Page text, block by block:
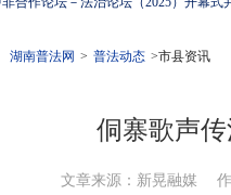
湖南普法网 > 普法动态 >市县资讯
侗寨歌声
文章来源：新晃融媒